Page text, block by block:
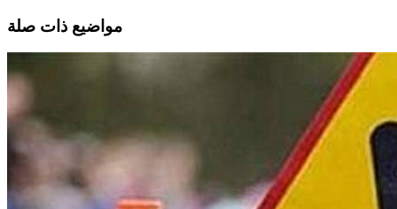
مواضيع ذات صلة